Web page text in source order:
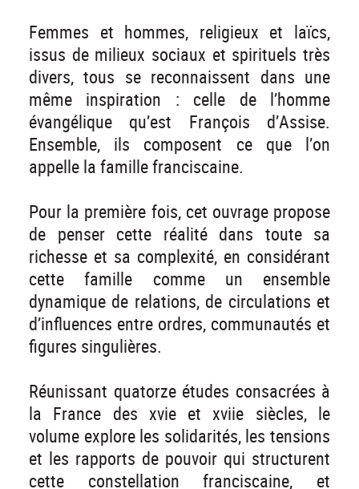
Femmes et hommes, religieux et laïcs,
issus de milieux sociaux et spirituels très
divers, tous se reconnaissent dans une
même inspiration : celle de l’homme
évangélique qu’est François d’Assise.
Ensemble, ils composent ce que l’on
appelle la famille franciscaine.
Pour la première fois, cet ouvrage propose
de penser cette réalité dans toute sa
richesse et sa complexité, en considérant
cette famille comme un ensemble
dynamique de relations, de circulations et
d’influences entre ordres, communautés et
figures singulières.
Réunissant quatorze études consacrées à
la France des xvie et xviie siècles, le
volume explore les solidarités, les tensions
et les rapports de pouvoir qui structurent
cette constellation franciscaine, et